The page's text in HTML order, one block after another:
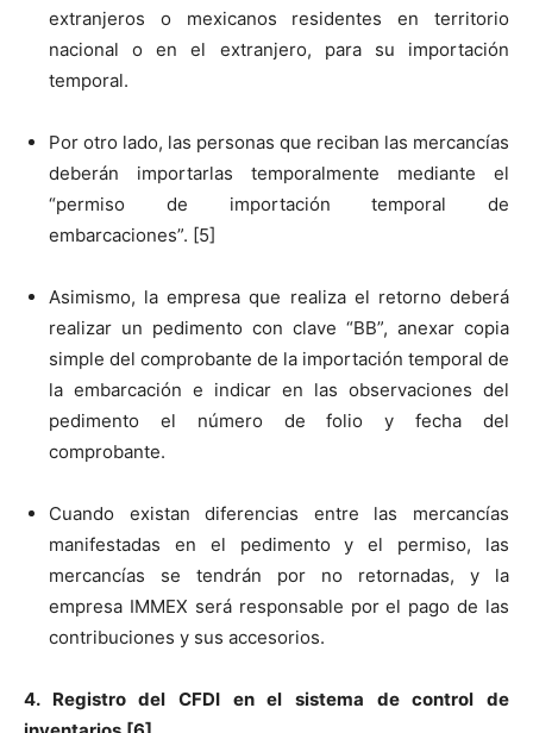
extranjeros o mexicanos residentes en territorio
nacional o en el extranjero, para su importación
temporal.
Por otro lado, las personas que reciban las mercancías
deberán importarlas temporalmente mediante el
“permiso de importación temporal de
embarcaciones”. [5]
Asimismo, la empresa que realiza el retorno deberá
realizar un pedimento con clave “BB”, anexar copia
simple del comprobante de la importación temporal de
la embarcación e indicar en las observaciones del
pedimento el número de folio y fecha del
comprobante.
Cuando existan diferencias entre las mercancías
manifestadas en el pedimento y el permiso, las
mercancías se tendrán por no retornadas, y la
empresa IMMEX será responsable por el pago de las
contribuciones y sus accesorios.
4. Registro del CFDI en el sistema de control de